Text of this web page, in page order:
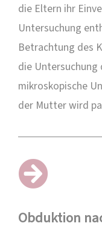
die Eltern ihr
Untersuchung
Betrachtung des
die Untersuchung
mikroskopische
der Mutter wird
Obduktion